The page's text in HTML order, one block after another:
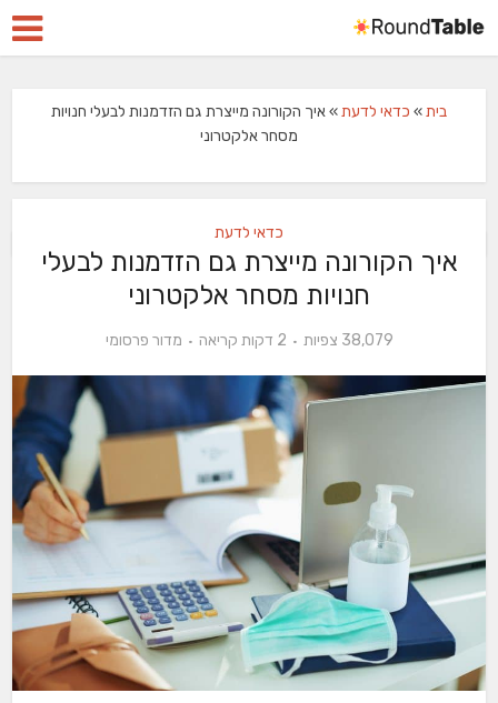
בית» כדאי לדעת»איך הקורונה מייצרת גם הזדמנות לבעלי חנויות
מסחר אלקטרוני
כדאי לדעת
איך הקורונה מייצרת גם הזדמנות לבעלי
חנויות מסחר אלקטרוני
38,079 צפיות 2 דקות קריאה מדור פרסומי